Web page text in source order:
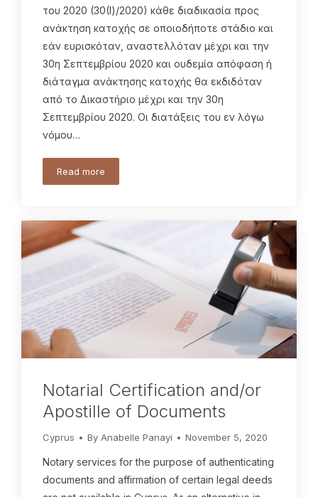
του 2020 (30(Ι)/2020) κάθε διαδικασία προς
ανάκτηση κατοχής σε οποιοδήποτε στάδιο και
εάν ευρισκόταν, αναστελλόταν μέχρι και την
30η Σεπτεμβρίου 2020 και ουδεμία απόφαση ή
διάταγμα ανάκτησης κατοχής θα εκδιδόταν
από το Δικαστήριο μέχρι και την 30η
Σεπτεμβρίου 2020. Οι διατάξεις του εν λόγω
νόμου…
Read more
Notarial Certification and/or
Apostille of Documents
Cyprus By Anabelle Panayi November 5, 2020
Notary services for the purpose of authenticating
documents and affirmation of certain legal deeds